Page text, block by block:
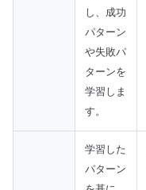
し、成功
パターン
や失敗パ
ターンを
学習しま
す。
学習した
パターン